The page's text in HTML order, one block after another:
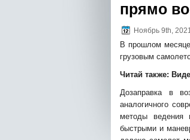
прямо
Ноябрь 9th,
В прошлом
грузовым
Читай также:
Дозаправка в
аналогичного
методы ведения
быстрыми и